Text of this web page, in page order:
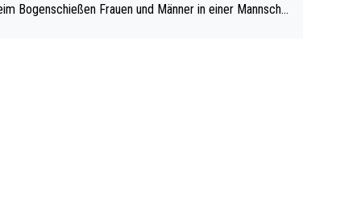
Bogenschießen Frauen und Männer in einer Mannscha